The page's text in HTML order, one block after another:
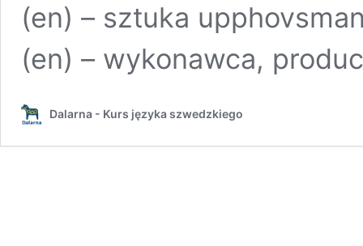
(en) – sztuka
(en) – wykonawca,
Dalarna - Kurs języka szwedzkiego